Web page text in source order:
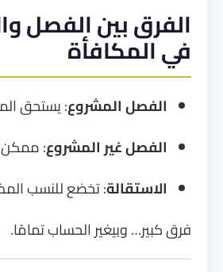
الفرق بين الفصل
في المكافأة
الفصل المشروع: يستحق
الفصل غير المشروع:
الاستقالة: تخضع للنسب
فرق كبير… وبيغير الحساب تمامًا.